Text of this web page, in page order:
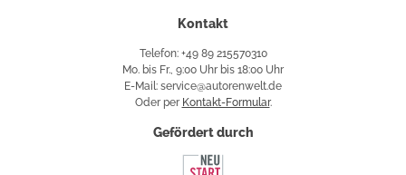
Kontakt
Telefon: +49 89 215570310
Mo. bis Fr., 9:00 Uhr bis 18:00 Uhr
E-Mail: service@autorenwelt.de
Oder per Kontakt-Formular.
Gefördert durch